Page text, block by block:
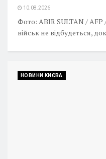
10.08.2026
Фото: ABIR SULTAN /
військ не відбудеться,
НОВИНИ КИЄВА